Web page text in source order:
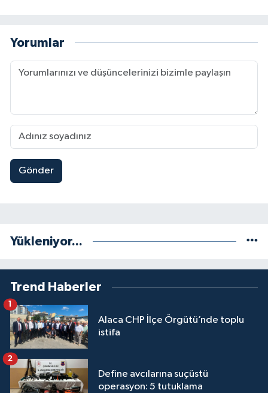
Yorumlar
Gönder
Yükleniyor...
Trend Haberler
Alaca CHP İlçe Örgütü’nde toplu
istifa
1
Define avcılarına suçüstü
operasyon: 5 tutuklama
2